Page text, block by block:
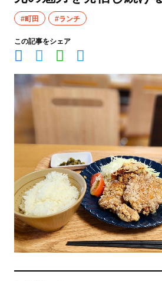
#町田 #ランチ
この記事をシェア